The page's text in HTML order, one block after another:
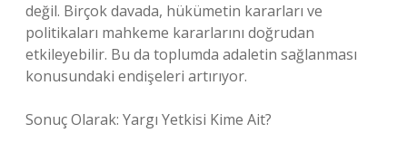
değil. Birçok davada, hükümetin kararları ve
politikaları mahkeme kararlarını doğrudan
etkileyebilir. Bu da toplumda adaletin sağlanması
konusundaki endişeleri artırıyor.
Sonuç Olarak: Yargı Yetkisi Kime Ait?